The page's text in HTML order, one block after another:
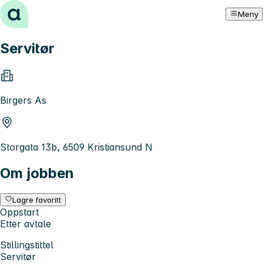
Hopp til innhold Meny
Servitør
Birgers As
Storgata 13b, 6509 Kristiansund N
Om jobben
Lagre favoritt
Oppstart
Etter avtale
Stillingstittel
Servitør